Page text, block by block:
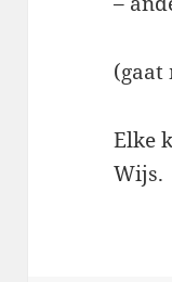
(gaat
Elke
Wijs.